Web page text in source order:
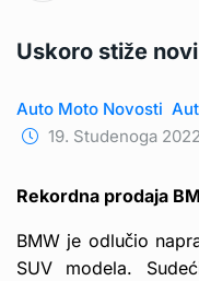
Uskoro stiže
Auto Moto Novosti
19. Studenoga
Rekordna prodaja
BMW je odlučio
SUV modela.